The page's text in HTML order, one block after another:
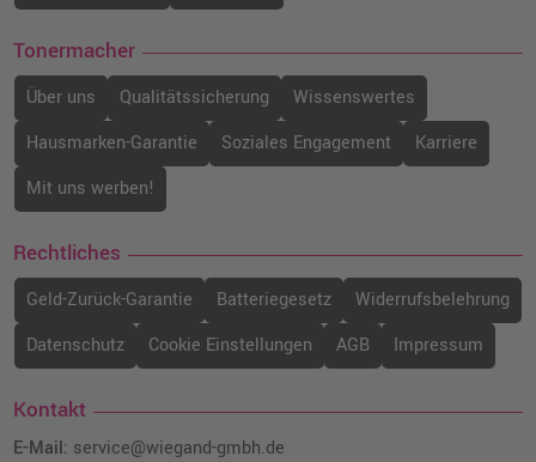
Tonermacher
Über uns Qualitätssicherung
Wissenswertes
Hausmarken-Garantie
Soziales Engagement
Karriere
Mit uns werben!
Rechtliches
Geld-Zurück-Garantie Batteriegesetz
Widerrufsbelehrung
Datenschutz
Cookie Einstellungen AGB Impressum
Kontakt
E-Mail: service@wiegand-gmbh.de